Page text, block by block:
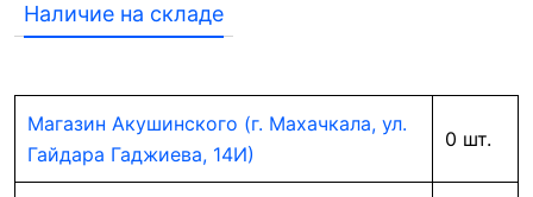
Наличие на складе
Магазин Акушинского (г. Махачкала, ул.
Гайдара Гаджиева, 14И)
0 шт.